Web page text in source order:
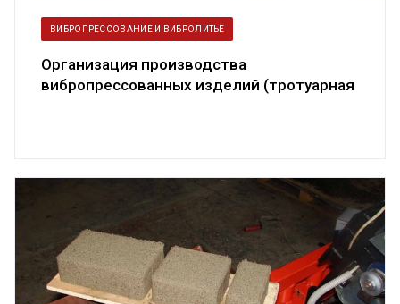
ВИБРОПРЕССОВАНИЕ И ВИБРОЛИТЬЕ
Организация производства
вибропрессованных изделий (тротуарная